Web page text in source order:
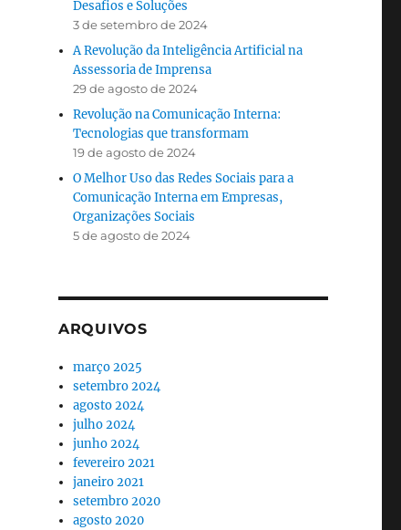
Desafios e Soluções
3 de setembro de 2024
A Revolução da Inteligência Artificial na
Assessoria de Imprensa
29 de agosto de 2024
Revolução na Comunicação Interna:
Tecnologias que transformam
19 de agosto de 2024
O Melhor Uso das Redes Sociais para a
Comunicação Interna em Empresas,
Organizações Sociais
5 de agosto de 2024
ARQUIVOS
março 2025
setembro 2024
agosto 2024
julho 2024
junho 2024
fevereiro 2021
janeiro 2021
setembro 2020
agosto 2020